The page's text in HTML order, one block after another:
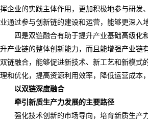
挥企业的实践主体作用，更加积极地参与研发
业通过参与创新链的建设和运营，能够更深入
四是双链融合有助于提升产业基础高级化
升产业链的整体创新能力，而且能增强产业链
双链融合，能够促进新技术、新工艺和新模式
理和优化，提高资源利用效率，降低运营成本
以双链深度融合
牵引新质生产力发展的主要路径
强化技术创新的市场导向，培育新质生产